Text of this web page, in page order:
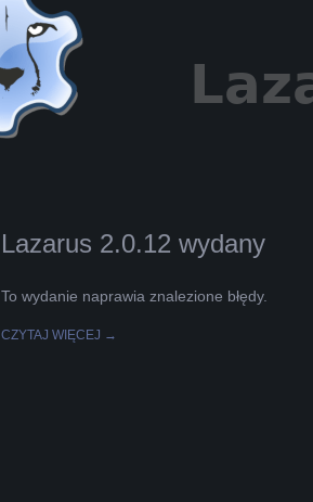
Lazarus 2.0.12 wydany
To wydanie naprawia znalezione błędy.
CZYTAJ WIĘCEJ →